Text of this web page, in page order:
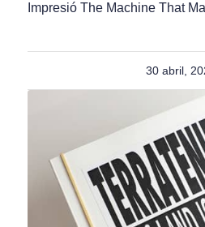
Impresió The Machine That
30 abril,